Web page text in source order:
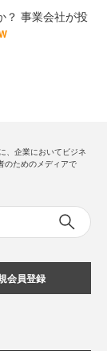
？ 事業会社が投
、企業においてビジネ
のためのメディアで
会員登録